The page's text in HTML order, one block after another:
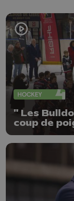
HOCKEY
" Les
coup de